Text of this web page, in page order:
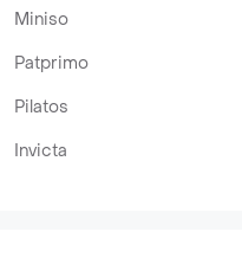
Miniso
Patprimo
Pilatos
Invicta